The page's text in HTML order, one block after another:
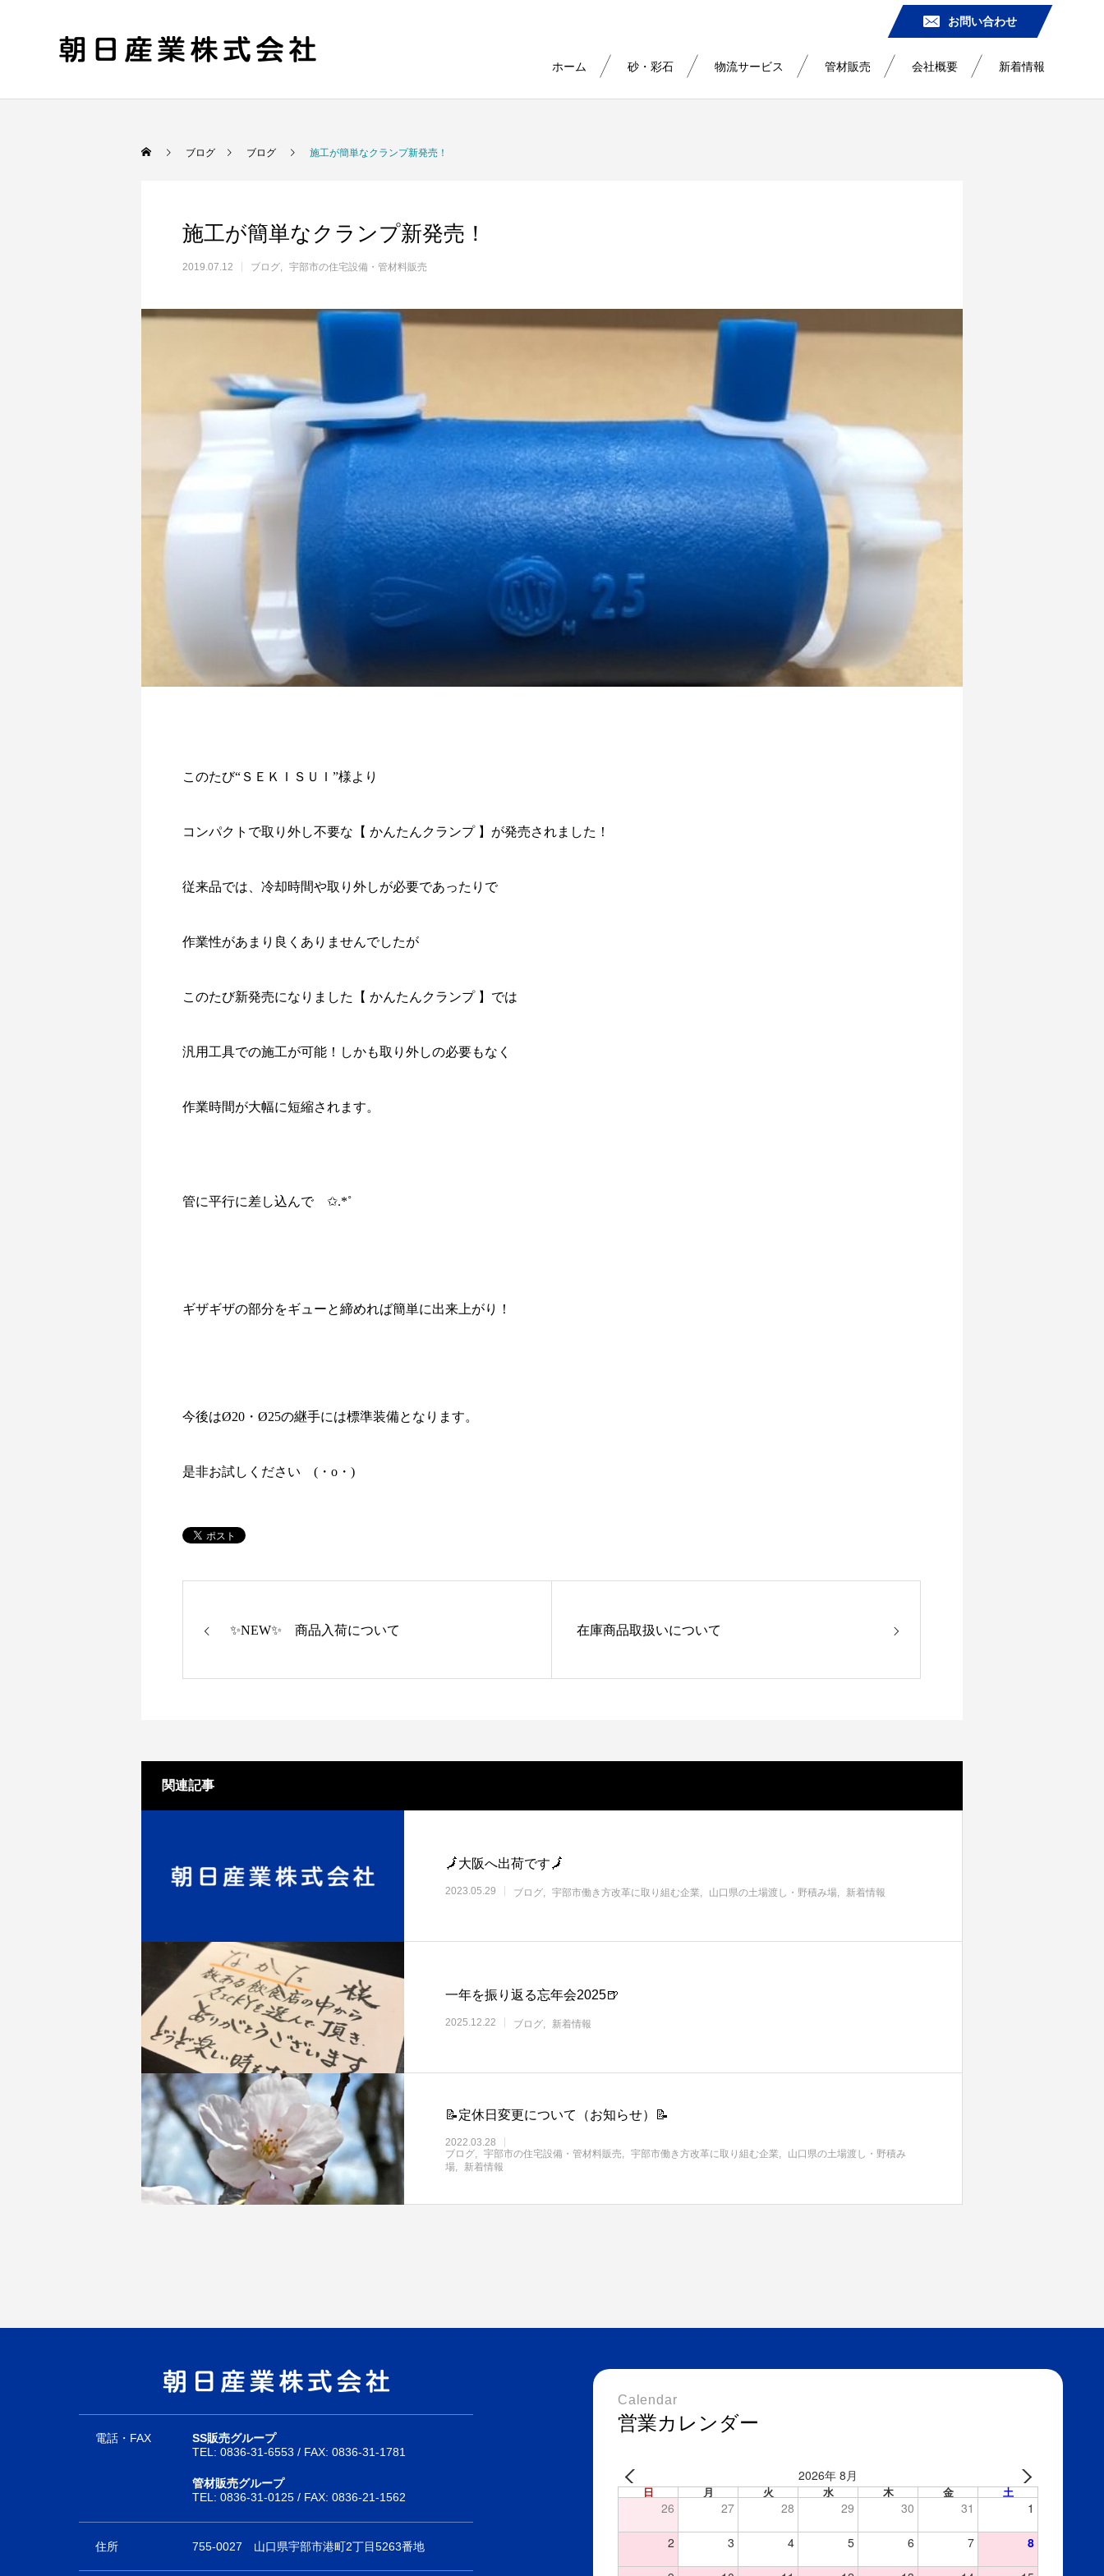
お問い合わせ
ホーム 砂・彩石 物流サービス 管材販売 会社概要 新着情報
ブログ ブログ 施工が簡単なクランプ新発売！
施工が簡単なクランプ新発売！
2019.07.12 ブログ 宇部市の住宅設備・管材料販売
このたび“ＳＥＫＩＳＵＩ”様より
コンパクトで取り外し不要な【 かんたんクランプ 】が発売されました！
従来品では、冷却時間や取り外しが必要であったりで
作業性があまり良くありませんでしたが
このたび新発売になりました【 かんたんクランプ 】では
汎用工具での施工が可能！しかも取り外しの必要もなく
作業時間が大幅に短縮されます。
管に平行に差し込んで ✩.*˚
ギザギザの部分をギューと締めれば簡単に出来上がり！
今後はØ20・Ø25の継手には標準装備となります。
是非お試しください (・o・)ゞ
✨NEW✨ 商品入荷について 在庫商品取扱いについて
関連記事
🗾大阪へ出荷です🗾
2023.05.29 ブログ 宇部市働き方改革に取り組む企業 山口県の土場渡し・野積み場 新着情報
一年を振り返る忘年会2025🍺
2025.12.22 ブログ 新着情報
📝定休日変更について（お知らせ）📝
2022.03.28
ブログ
宇部市の住宅設備・管材料販売 宇部市働き方改革に取り組む企業
山口県の土場渡し・野積み
場
新着情報
電話・FAX
SS販売グループ
TEL: 0836-31-6553 / FAX: 0836-31-1781
管材販売グループ
TEL: 0836-31-0125 / FAX: 0836-21-1562
住所 755-0027 山口県宇部市港町2丁目5263番地
Calendar
営業カレンダー
2026年 8月
日 月 火 水 木 金 土
26 27 28 29 30 31 1
2 3 4 5 6 7 8